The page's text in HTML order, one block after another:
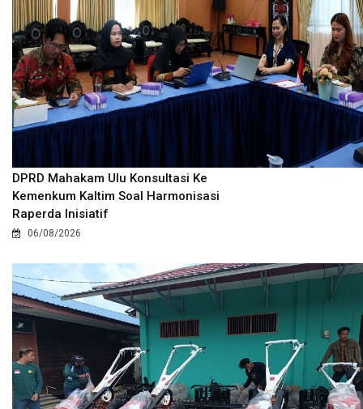
DPRD Mahakam Ulu Konsultasi Ke
Kemenkum Kaltim Soal Harmonisasi
Raperda Inisiatif
06/08/2026